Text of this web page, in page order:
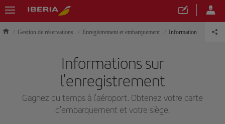
Gestion de réservations Enregistrement et embarquement Information
Informations sur
l'enregistrement
Gagnez du temps à l'aéroport. Obtenez votre carte
d'embarquement et votre siège.